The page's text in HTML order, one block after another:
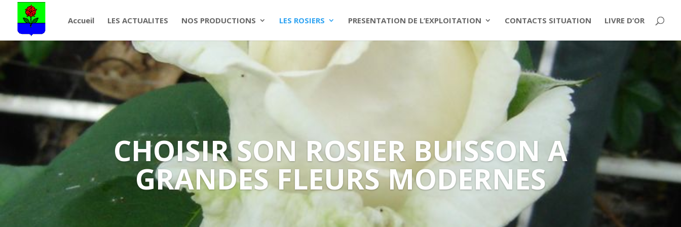
Accueil LES ACTUALITES NOS PRODUCTIONS LES ROSIERS PRESENTATION DE L’EXPLOITATION CONTACTS SITUATION LIVRE D’OR
CHOISIR SON ROSIER BUISSON A
GRANDES FLEURS MODERNES